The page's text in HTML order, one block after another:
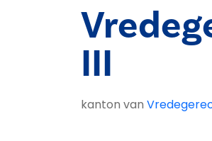
III
kanton van